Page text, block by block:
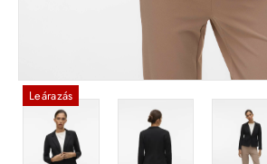
Leárazás